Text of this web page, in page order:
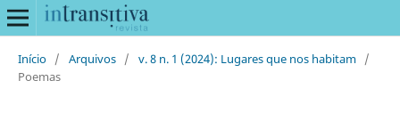
Início / Arquivos / v. 8 n. 1 (2024): Lugares que nos habitam /
Poemas